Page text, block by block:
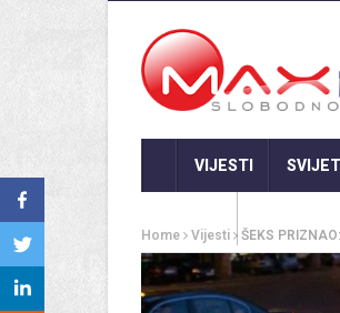
VIJESTI SVIJET
Home Vijesti ŠEKS